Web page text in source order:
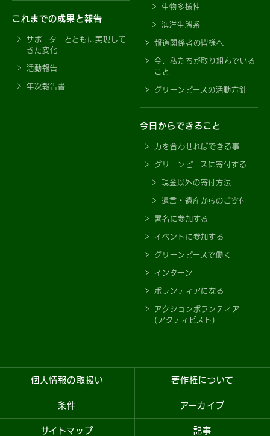
これまでの成果と報告
サポーターとともに実現して
きた変化
活動報告
年次報告書
生物多様性
海洋生態系
報道関係者の皆様へ
今、私たちが取り組んでいる
こと
グリーンピースの活動方針
今日からできること
力を合わせればできる事
グリーンピースに寄付する
現金以外の寄付方法
遺言・遺産からのご寄付
署名に参加する
イベントに参加する
グリーンピースで働く
インターン
ボランティアになる
アクションボランティア
(アクティビスト)
個人情報の取扱い 著作権について
条件 アーカイブ
サイトマップ 記事